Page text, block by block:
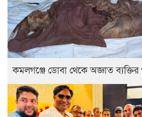
কমলগঞ্জে ডোবা থেকে অজ্ঞাত